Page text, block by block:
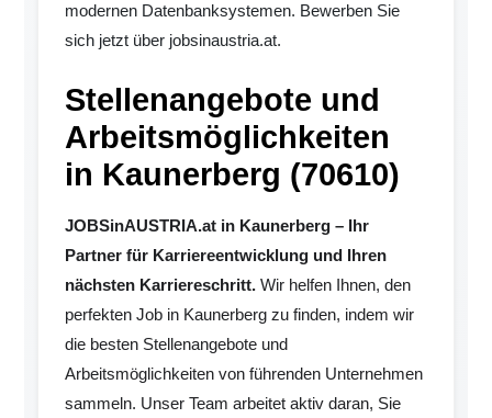
modernen Datenbanksystemen. Bewerben Sie
sich jetzt über jobsinaustria.at.
Stellenangebote und
Arbeitsmöglichkeiten
in Kaunerberg (70610)
JOBSinAUSTRIA.at in Kaunerberg – Ihr
Partner für Karriereentwicklung und Ihren
nächsten Karriereschritt. Wir helfen Ihnen, den
perfekten Job in Kaunerberg zu finden, indem wir
die besten Stellenangebote und
Arbeitsmöglichkeiten von führenden Unternehmen
sammeln. Unser Team arbeitet aktiv daran, Sie